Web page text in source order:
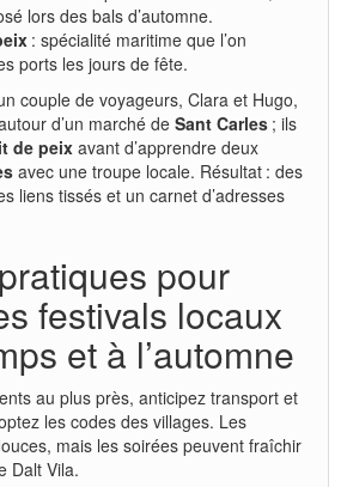
lors des bals d’automne.
: spécialité maritime que l’on
ports les jours de fête.
couple de voyageurs, Clara et Hugo,
d’un marché de Sant Carles ; ils
de peix avant d’apprendre deux
avec une troupe locale. Résultat : des
liens tissés et un carnet d’adresses
pour
festivals locaux
et à l’automne
au plus près, anticipez transport et
les codes des villages. Les
mais les soirées peuvent fraîchir
Dalt Vila.